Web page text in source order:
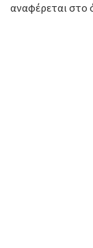
αναφέρεται στο